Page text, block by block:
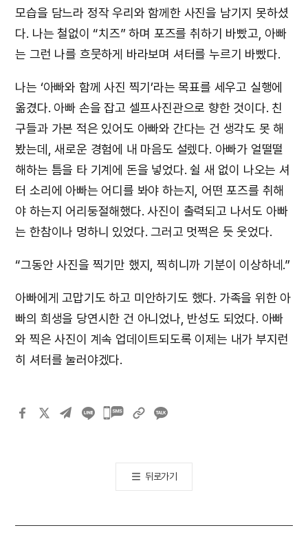
모습을 담느라 정작 우리와 함께한 사진을 남기지 못하셨
다. 나는 철없이 “치즈” 하며 포즈를 취하기 바빴고, 아빠
는 그런 나를 흐뭇하게 바라보며 셔터를 누르기 바빴다.
나는 ‘아빠와 함께 사진 찍기’라는 목표를 세우고 실행에
옮겼다. 아빠 손을 잡고 셀프사진관으로 향한 것이다. 친
구들과 가본 적은 있어도 아빠와 간다는 건 생각도 못 해
봤는데, 새로운 경험에 내 마음도 설렜다. 아빠가 얼떨떨
해하는 틈을 타 기계에 돈을 넣었다. 쉴 새 없이 나오는 셔
터 소리에 아빠는 어디를 봐야 하는지, 어떤 포즈를 취해
야 하는지 어리둥절해했다. 사진이 출력되고 나서도 아빠
는 한참이나 멍하니 있었다. 그러고 멋쩍은 듯 웃었다.
“그동안 사진을 찍기만 했지, 찍히니까 기분이 이상하네.”
아빠에게 고맙기도 하고 미안하기도 했다. 가족을 위한 아
빠의 희생을 당연시한 건 아니었나, 반성도 되었다. 아빠
와 찍은 사진이 계속 업데이트되도록 이제는 내가 부지런
히 셔터를 눌러야겠다.
카카오톡
뒤로가기